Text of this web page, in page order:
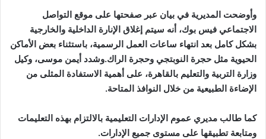
وأوضحت المديرية في بيان عبر صفحتها على موقع التواصل
الاجتماعي فيس بوك، أنه سيتم إغلاق الإنارة الداخلية والخارجية
بشكل كامل بعد انتهاء ساعات العمل الرسمية، باستثناء بعض الأماكن
الحيوية مثل حجرة النوبتجي وحجرة الراك.وشدد أيمن موسى، وكيل
وزارة التربية والتعليم بالقاهرة، على أهمية الاستفادة المثلى من
الإضاءة الطبيعية من خلال النوافذ المتاحة.
كما طالب مديري عموم الإدارات التعليمية بالالتزام بهذه التعليمات
ومتابعة تطبيقها على مستوى جميع الإدارات.